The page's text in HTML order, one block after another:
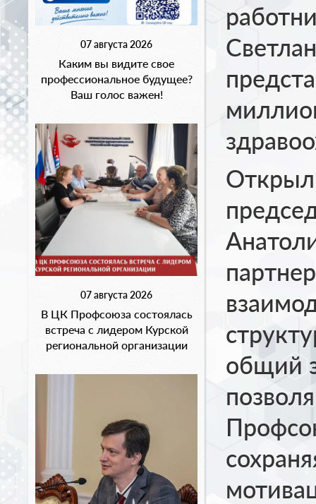
07 августа 2026
Каким вы видите свое
профессиональное будущее?
Ваш голос важен!
07 августа 2026
В ЦК Профсоюза состоялась
встреча с лидером Курской
региональной организации
общий